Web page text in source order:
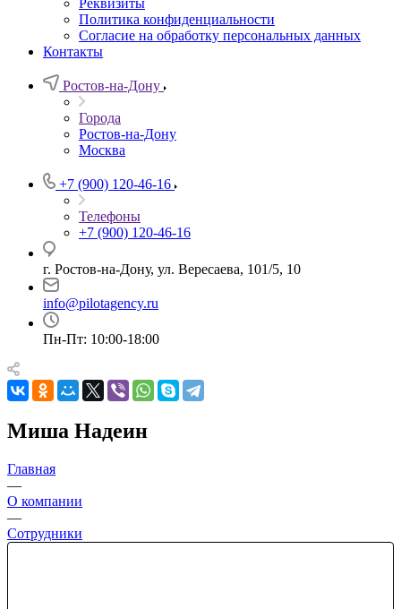
Реквизиты
Политика конфиденциальности
Согласие на обработку персональных данных
Контакты
Ростов-на-Дону
Города
Ростов-на-Дону
Москва
+7 (900) 120-46-16
Телефоны
+7 (900) 120-46-16
г. Ростов-на-Дону, ул. Вересаева, 101/5, 10
info@pilotagency.ru
Пн-Пт: 10:00-18:00
Миша Надеин
Главная
—
О компании
—
Сотрудники